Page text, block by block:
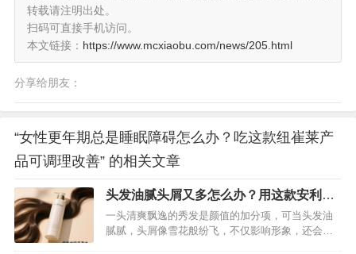
转载请注明出处。
扫码可直接手机访问。
本文链接： https://www.mcxiaobu.com/news/205.html
分享给朋友：
“女性更年期总是睡眠障碍怎么办？吃这款纽崔莱产
品可调理改善” 的相关文章
头发油腻头屑又多怎么办？用这款安利丝
婷洗发水就能解决
一头清爽飘逸的秀发是颜值的加分项，可当头发油
腻腻，头屑像雪花般纷飞，不仅影响形象，还会让